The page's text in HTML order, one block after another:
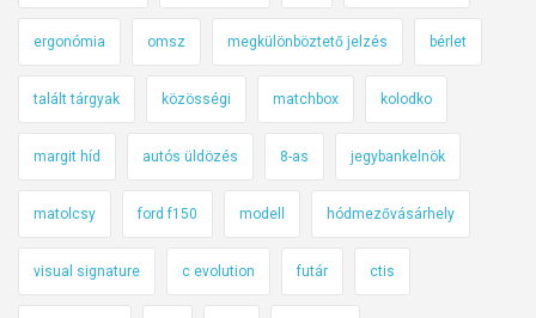
ergonómia omsz megkülönböztető jelzés bérlet
talált tárgyak közösségi matchbox kolodko
margit híd autós üldözés 8-as jegybankelnök
matolcsy ford f150 modell hódmezővásárhely
visual signature c evolution futár ctis